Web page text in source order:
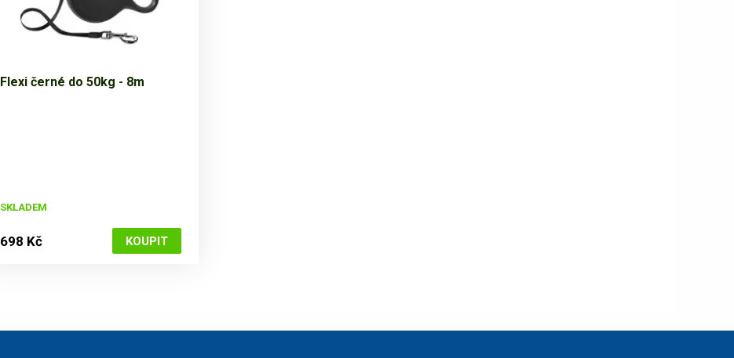
Flexi černé do 50kg - 8m
SKLADEM
698 Kč